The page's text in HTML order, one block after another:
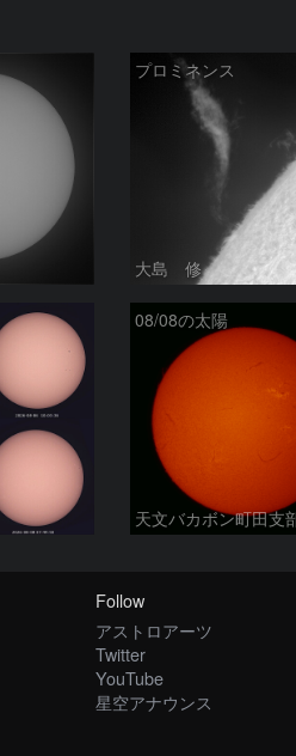
プロミネンス
大島 修
08/08の太陽
天文バカボン町田支
Follow
アストロアーツ
Twitter
YouTube
星空アナウンス